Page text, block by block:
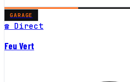
GARAGE
☎ Direct
Feu Vert